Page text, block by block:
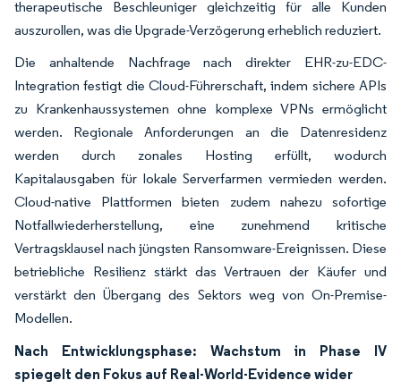
therapeutische Beschleuniger gleichzeitig für alle Kunden
auszurollen, was die Upgrade-Verzögerung erheblich reduziert.
Die anhaltende Nachfrage nach direkter EHR-zu-EDC-
Integration festigt die Cloud-Führerschaft, indem sichere APIs
zu Krankenhaussystemen ohne komplexe VPNs ermöglicht
werden. Regionale Anforderungen an die Datenresidenz
werden durch zonales Hosting erfüllt, wodurch
Kapitalausgaben für lokale Serverfarmen vermieden werden.
Cloud-native Plattformen bieten zudem nahezu sofortige
Notfallwiederherstellung, eine zunehmend kritische
Vertragsklausel nach jüngsten Ransomware-Ereignissen. Diese
betriebliche Resilienz stärkt das Vertrauen der Käufer und
verstärkt den Übergang des Sektors weg von On-Premise-
Modellen.
Nach Entwicklungsphase: Wachstum in Phase IV
spiegelt den Fokus auf Real-World-Evidence wider